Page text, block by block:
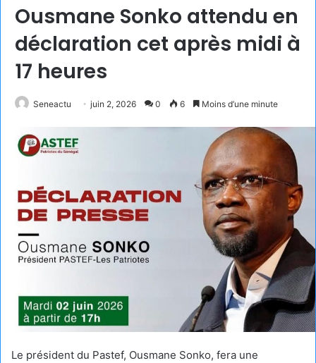
Ousmane Sonko attendu en
déclaration cet après midi à
17 heures
Seneactu juin 2, 2026 0 6 Moins d’une minute
Le président du Pastef, Ousmane Sonko, fera une